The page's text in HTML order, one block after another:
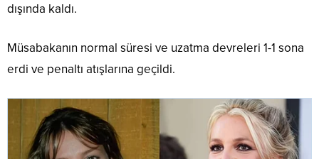
dışında kaldı.
Müsabakanın normal süresi ve uzatma devreleri 1-1 sona
erdi ve penaltı atışlarına geçildi.